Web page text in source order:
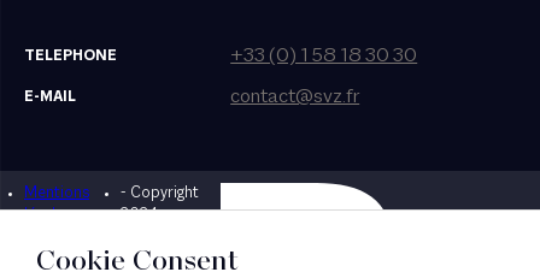
TELEPHONE +33 (0) 1 58 18 30 30
E-MAIL contact@svz.fr
Mentions
légales
- Copyright
2024
Designed by Bonhomme
Cookie Consent